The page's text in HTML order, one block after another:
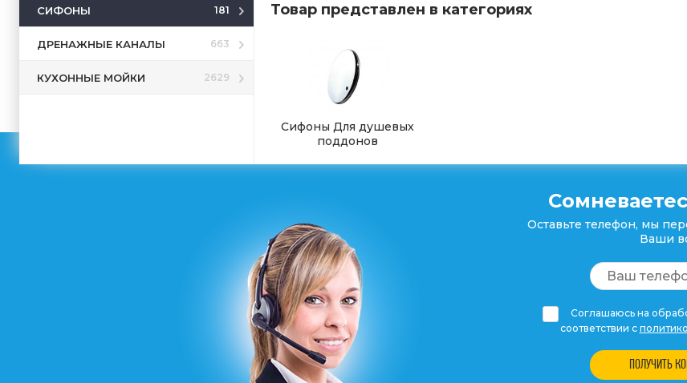
СИФОНЫ 181
ДРЕНАЖНЫЕ КАНАЛЫ 663
КУХОННЫЕ МОЙКИ 2629
Товар представлен в категориях
Сифоны Для душевых
поддонов
Оставьте телефон, мы
Ваши
Соглашаюсь на
соответствии с
ПОЛУЧИТЬ